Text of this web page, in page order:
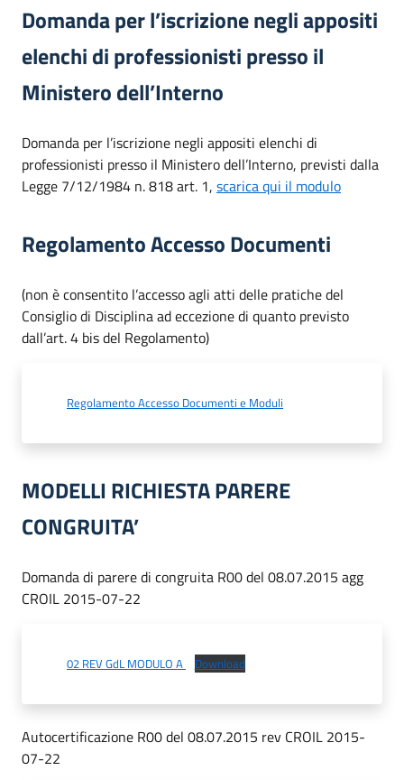
Domanda per l’iscrizione negli appositi
elenchi di professionisti presso il
Ministero dell’Interno
Domanda per l’iscrizione negli appositi elenchi di
professionisti presso il Ministero dell’Interno, previsti dalla
Legge 7/12/1984 n. 818 art. 1, scarica qui il modulo
Regolamento Accesso Documenti
(non è consentito l’accesso agli atti delle pratiche del
Consiglio di Disciplina ad eccezione di quanto previsto
dall’art. 4 bis del Regolamento)
Regolamento Accesso Documenti e Moduli
MODELLI RICHIESTA PARERE
CONGRUITA’
Domanda di parere di congruita R00 del 08.07.2015 agg
CROIL 2015-07-22
02 REV GdL MODULO A Download
Autocertificazione R00 del 08.07.2015 rev CROIL 2015-
07-22